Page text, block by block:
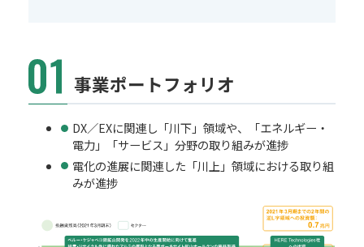
事業ポートフォリオ
DX／EXに関連し「川下」領域や、「エネルギー・
電力」「サービス」分野の取り組みが進捗
電化の進展に関連した「川上」領域における取り組
みが進捗